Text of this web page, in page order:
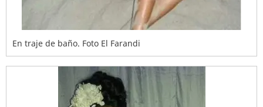
En traje de baño. Foto El Farandi